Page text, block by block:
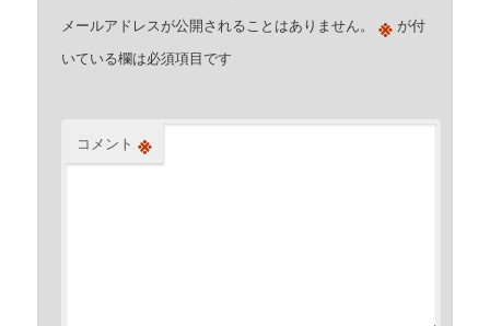
メールアドレスが公開されることはありません。 ※ が付
いている欄は必須項目です
コメント ※